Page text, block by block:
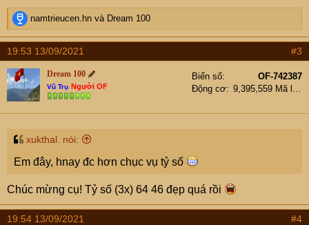
R
e
a
c
t
i
o
n
s
namtrieucen.hn và Dream 100
19:53 13/09/2021 #3
Dream 100
Vũ Trụ Người OF
Biển số
OF-742387
Động cơ
9,395,559 Mã lực
xukthal. nói:
Em đây, hnay đc hơn chục vụ tỷ số
Chúc mừng cụ! Tỷ số (3x) 64 46 đẹp quá rồi
19:54 13/09/2021 #4